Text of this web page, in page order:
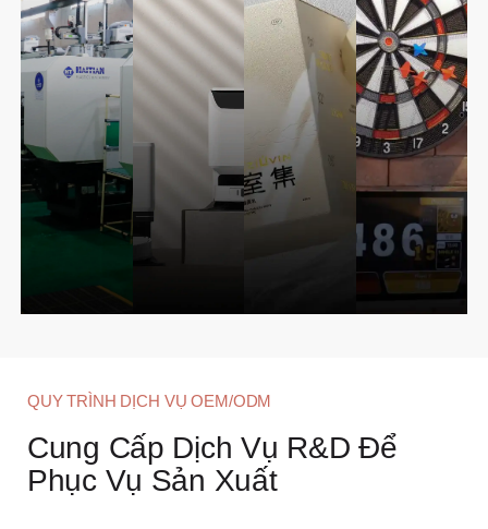
QUY TRÌNH DỊCH VỤ OEM/ODM
Cung Cấp Dịch Vụ R&D Để
Phục Vụ Sản Xuất